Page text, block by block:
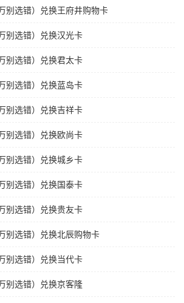
别选错）兑换王府井购物卡
别选错）兑换汉光卡
别选错）兑换君太卡
别选错）兑换蓝岛卡
别选错）兑换吉祥卡
别选错）兑换欧尚卡
别选错）兑换城乡卡
别选错）兑换国泰卡
别选错）兑换贵友卡
别选错）兑换北辰购物卡
别选错）兑换当代卡
别选错）兑换京客隆